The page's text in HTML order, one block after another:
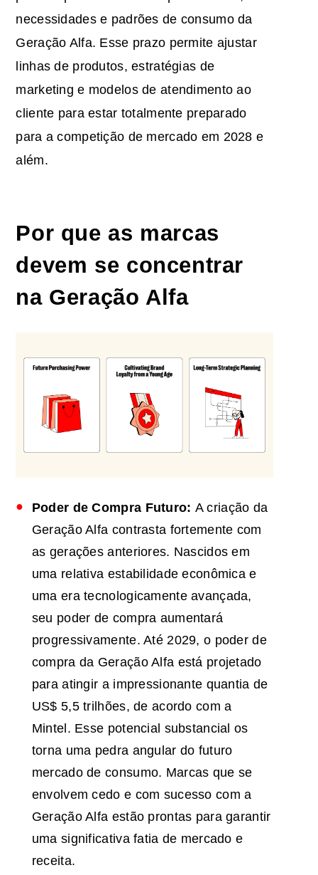
necessidades e padrões de consumo da
Geração Alfa. Esse prazo permite ajustar
linhas de produtos, estratégias de
marketing e modelos de atendimento ao
cliente para estar totalmente preparado
para a competição de mercado em 2028 e
além.
Por que as marcas
devem se concentrar
na Geração Alfa
Poder de Compra Futuro: A criação da
Geração Alfa contrasta fortemente com
as gerações anteriores. Nascidos em
uma relativa estabilidade econômica e
uma era tecnologicamente avançada,
seu poder de compra aumentará
progressivamente. Até 2029, o poder de
compra da Geração Alfa está projetado
para atingir a impressionante quantia de
US$ 5,5 trilhões, de acordo com a
Mintel. Esse potencial substancial os
torna uma pedra angular do futuro
mercado de consumo. Marcas que se
envolvem cedo e com sucesso com a
Geração Alfa estão prontas para garantir
uma significativa fatia de mercado e
receita.